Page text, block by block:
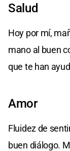
Salud
Hoy por mí,
mano al buen
que te han
Amor
Fluidez de
buen diálogo.